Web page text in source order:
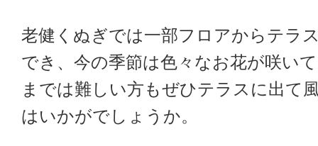
老健くぬぎでは一部フロアからテラ
でき、今の季節は色々なお花が咲い
までは難しい方もぜひテラスに出て
はいかがでしょうか。